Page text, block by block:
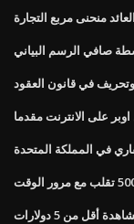
العائد منحنى مربع التجارة
صافي الرسم البياني
وتحريف في قانون العقود
على الانترنت مقدما
في المملكة المتحدة
أقل من 5 دولارات